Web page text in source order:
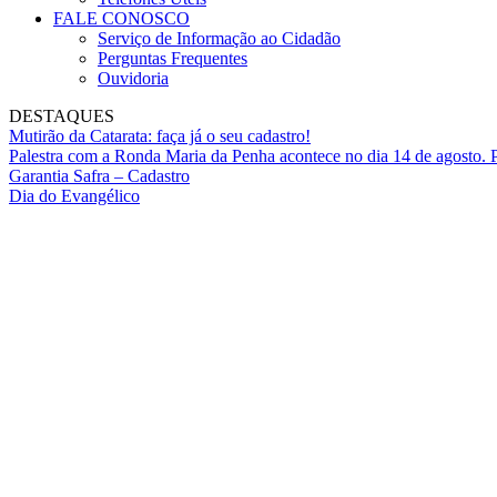
FALE CONOSCO
Serviço de Informação ao Cidadão
Perguntas Frequentes
Ouvidoria
DESTAQUES
Mutirão da Catarata: faça já o seu cadastro!
Palestra com a Ronda Maria da Penha acontece no dia 14 de agosto.
Garantia Safra – Cadastro
Dia do Evangélico